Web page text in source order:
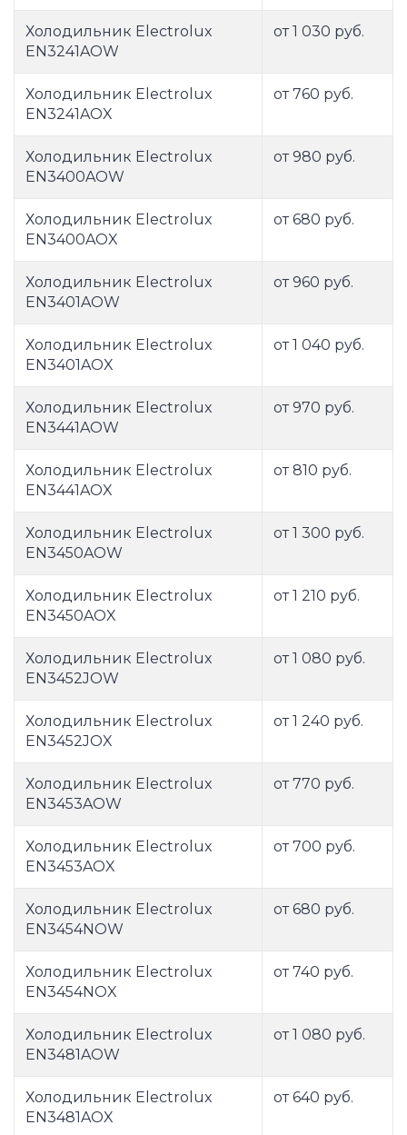
Холодильник Electrolux
EN3241AOW
от 1 030 руб.
Холодильник Electrolux
EN3241AOX
от 760 руб.
Холодильник Electrolux
EN3400AOW
от 980 руб.
Холодильник Electrolux
EN3400AOX
от 680 руб.
Холодильник Electrolux
EN3401AOW
от 960 руб.
Холодильник Electrolux
EN3401AOX
от 1 040 руб.
Холодильник Electrolux
EN3441AOW
от 970 руб.
Холодильник Electrolux
EN3441AOX
от 810 руб.
Холодильник Electrolux
EN3450AOW
от 1 300 руб.
Холодильник Electrolux
EN3450AOX
от 1 210 руб.
Холодильник Electrolux
EN3452JOW
от 1 080 руб.
Холодильник Electrolux
EN3452JOX
от 1 240 руб.
Холодильник Electrolux
EN3453AOW
от 770 руб.
Холодильник Electrolux
EN3453AOX
от 700 руб.
Холодильник Electrolux
EN3454NOW
от 680 руб.
Холодильник Electrolux
EN3454NOX
от 740 руб.
Холодильник Electrolux
EN3481AOW
от 1 080 руб.
Холодильник Electrolux
EN3481AOX
от 640 руб.